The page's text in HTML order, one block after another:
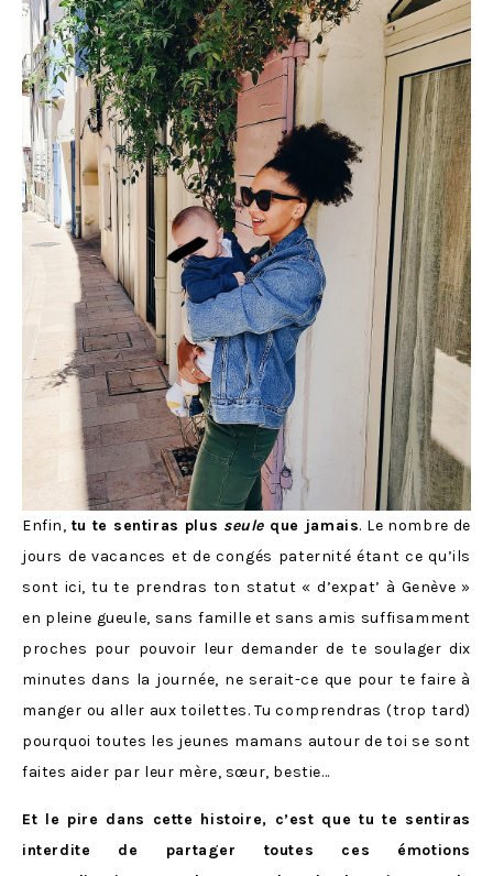
Enfin, tu te sentiras plus seule que jamais. Le nombre de
jours de vacances et de congés paternité étant ce qu’ils
sont ici, tu te prendras ton statut « d’expat’ à Genève »
en pleine gueule, sans famille et sans amis suffisamment
proches pour pouvoir leur demander de te soulager dix
minutes dans la journée, ne serait-ce que pour te faire à
manger ou aller aux toilettes. Tu comprendras (trop tard)
pourquoi toutes les jeunes mamans autour de toi se sont
faites aider par leur mère, sœur, bestie…
Et le pire dans cette histoire, c’est que tu te sentiras
interdite de partager toutes ces émotions